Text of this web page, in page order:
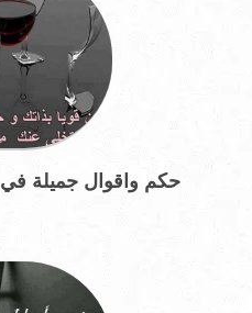
حكم واقوال جميلة في